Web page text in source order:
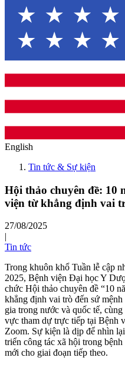
English
Tin tức & Sự kiện
Hội thảo chuyên đề: 10
viện từ khẳng định vai
27/08/2025
|
Tin tức
Trong khuôn khổ Tuần lễ cập
2025, Bệnh viện Đại học Y
chức Hội thảo chuyên đề “10
khẳng định vai trò đến sứ
gia trong nước và quốc tế,
vực tham dự trực tiếp tại Bệnh
Zoom. Sự kiện là dịp để nhìn
triển công tác xã hội trong
mới cho giai đoạn tiếp theo.